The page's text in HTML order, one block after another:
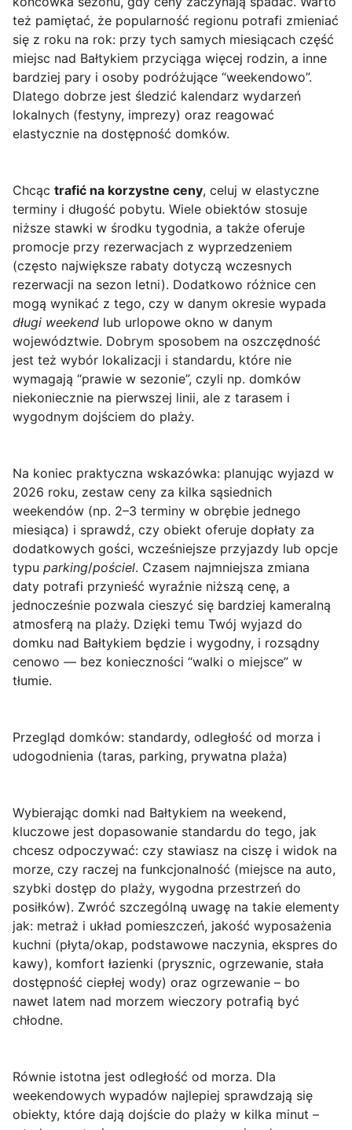
też pamiętać, że popularność regionu potrafi zmieniać
się z roku na rok: przy tych samych miesiącach część
miejsc nad Bałtykiem przyciąga więcej rodzin, a inne
bardziej pary i osoby podróżujące “weekendowo”.
Dlatego dobrze jest śledzić kalendarz wydarzeń
lokalnych (festyny, imprezy) oraz reagować
elastycznie na dostępność domków.
Chcąc trafić na korzystne ceny, celuj w elastyczne
terminy i długość pobytu. Wiele obiektów stosuje
niższe stawki w środku tygodnia, a także oferuje
promocje przy rezerwacjach z wyprzedzeniem
(często największe rabaty dotyczą wczesnych
rezerwacji na sezon letni). Dodatkowo różnice cen
mogą wynikać z tego, czy w danym okresie wypada
długi weekend lub urlopowe okno w danym
województwie. Dobrym sposobem na oszczędność
jest też wybór lokalizacji i standardu, które nie
wymagają “prawie w sezonie”, czyli np. domków
niekoniecznie na pierwszej linii, ale z tarasem i
wygodnym dojściem do plaży.
Na koniec praktyczna wskazówka: planując wyjazd w
2026 roku, zestaw ceny za kilka sąsiednich
weekendów (np. 2–3 terminy w obrębie jednego
miesiąca) i sprawdź, czy obiekt oferuje dopłaty za
dodatkowych gości, wcześniejsze przyjazdy lub opcje
typu parking/pościel. Czasem najmniejsza zmiana
daty potrafi przynieść wyraźnie niższą cenę, a
jednocześnie pozwala cieszyć się bardziej kameralną
atmosferą na plaży. Dzięki temu Twój wyjazd do
domku nad Bałtykiem będzie i wygodny, i rozsądny
cenowo — bez konieczności “walki o miejsce” w
tłumie.
Przegląd domków: standardy, odległość od morza i
udogodnienia (taras, parking, prywatna plaża)
Wybierając domki nad Bałtykiem na weekend,
kluczowe jest dopasowanie standardu do tego, jak
chcesz odpoczywać: czy stawiasz na ciszę i widok na
morze, czy raczej na funkcjonalność (miejsce na auto,
szybki dostęp do plaży, wygodna przestrzeń do
posiłków). Zwróć szczególną uwagę na takie elementy
jak: metraż i układ pomieszczeń, jakość wyposażenia
kuchni (płyta/okap, podstawowe naczynia, ekspres do
kawy), komfort łazienki (prysznic, ogrzewanie, stała
dostępność ciepłej wody) oraz ogrzewanie – bo
nawet latem nad morzem wieczory potrafią być
chłodne.
Równie istotna jest odległość od morza. Dla
weekendowych wypadów najlepiej sprawdzają się
obiekty, które dają dojście do plaży w kilka minut –